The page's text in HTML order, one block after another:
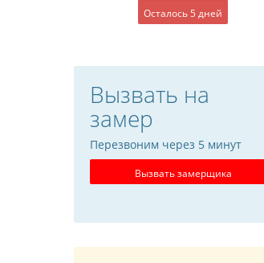
Осталось 5 дней
Вызвать на
замер
Перезвоним через 5 минут
Вызвать замерщика